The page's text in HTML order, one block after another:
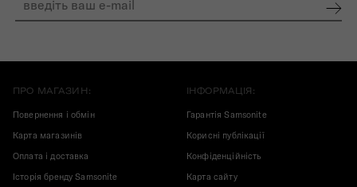
ПРО МАГАЗИН:
Повернення і обмін
Карта магазинів
Оплата і доставка
Історія бренду Samsonite
ІНФОРМАЦІЯ:
Гарантія Samsonite
Корисні публікації
Конфіденційність
Карта сайту